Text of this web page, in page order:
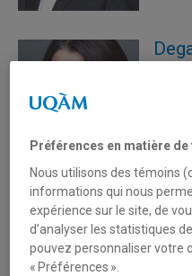
Préférences en matière
Nous utilisons des témoins
informations qui nous
expérience sur le site, de
d’analyser les statistiques
pouvez personnaliser votre
« Préférences ».